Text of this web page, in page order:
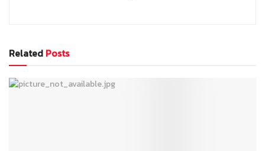
Related Posts